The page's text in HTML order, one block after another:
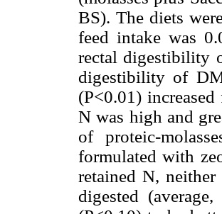
BS). The diets
feed intake was
rectal digestibility
digestibility of
(P<0.01)
N was high and
of proteic-
formulated with
retained N,
digested